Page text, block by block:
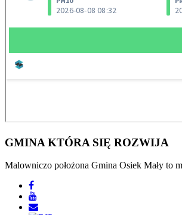
GMINA KTÓRA SIĘ ROZWIJA
Malowniczo położona Gmina Osiek Mały to